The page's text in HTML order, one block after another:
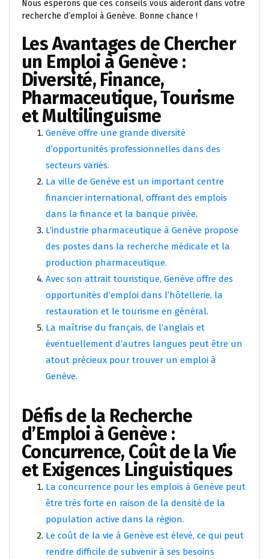
Nous espérons que ces conseils vous aideront dans votre
recherche d’emploi à Genève. Bonne chance !
Les Avantages de Chercher
un Emploi à Genève :
Diversité, Finance,
Pharmaceutique, Tourisme
et Multilinguisme
Genève offre une grande diversité
d’opportunités professionnelles dans des
secteurs variés.
La ville de Genève est un important centre
financier international, offrant des emplois
dans la finance et la banque privée.
L’industrie pharmaceutique à Genève propose
des postes dans la recherche médicale et la
production pharmaceutique.
Avec son attrait touristique, Genève offre des
opportunités d’emploi dans l’hôtellerie, la
restauration et le tourisme en général.
La maîtrise du français, de l’anglais et
éventuellement d’autres langues peut être un
atout précieux pour trouver un emploi à
Genève.
Défis de la Recherche
d’Emploi à Genève :
Concurrence, Coût de la Vie
et Exigences Linguistiques
La concurrence pour les emplois à Genève peut
être très forte en raison de la densité de la
population active dans la région.
Le coût de la vie à Genève est élevé, ce qui peut
rendre difficile de subvenir à ses besoins